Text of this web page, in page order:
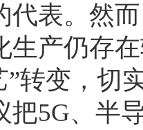
代表。然
生产仍存
”转变，切
把5G、半